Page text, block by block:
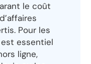
le coût
Pour les
essentiel
ligne,